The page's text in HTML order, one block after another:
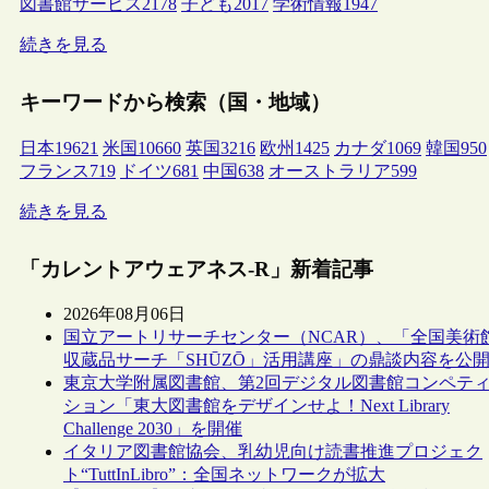
図書館サービス2178 子ども2017 学術情報1947
続きを見る
キーワードから検索（国・地域）
日本19621 米国 10660 英国3216 欧州 1425 カナダ1069 韓国950
フランス719 ドイツ681 中国638 オーストラリア599
続きを見る
「カレントアウェアネス-R」新着記事
2026年08月06日
国立アートリサーチセンター（NCAR）、「全国美術
収蔵品サーチ「SHŪZŌ」活用講座」の鼎談内容を公開
東京大学附属図書館、第2回デジタル図書館コンペティ
ション「東大図書館をデザインせよ！Next Library
Challenge 2030」を開催
イタリア図書館協会、乳幼児向け読書推進プロジェク
ト“TuttInLibro”：全国ネットワークが拡大